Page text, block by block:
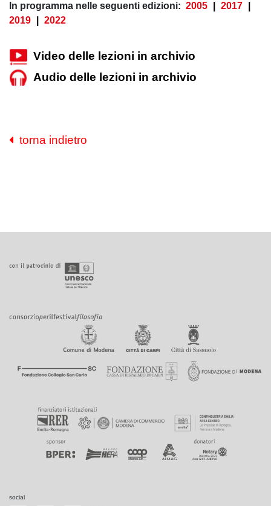
In programma nelle seguenti edizioni: 2005 2017
2019
2022
Video delle lezioni in archivio
Audio delle lezioni in archivio
torna indietro
social